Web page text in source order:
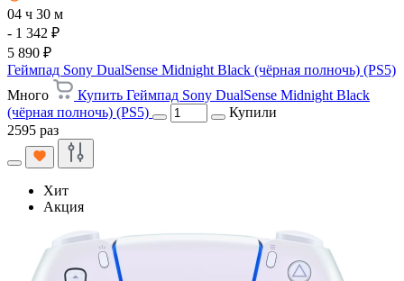
04 ч 30 м
- 1 342 ₽
5 890 ₽
Геймпад Sony DualSense Midnight Black (чёрная полночь) (PS5)
Много
Купить Геймпад Sony DualSense Midnight Black
(чёрная полночь) (PS5)
Купили
2595 раз
Хит
Акция